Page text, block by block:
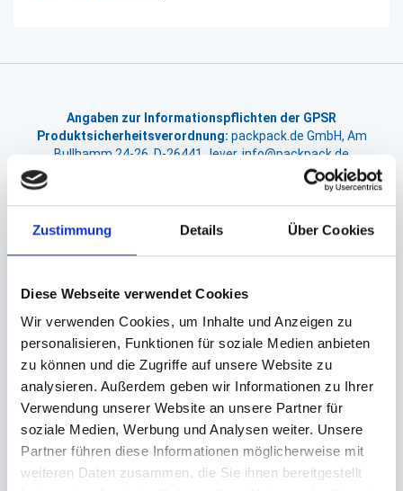
Zustimmung Details Über Cookies
Diese Webseite verwendet Cookies
Wir verwenden Cookies, um Inhalte und Anzeigen zu
personalisieren, Funktionen für soziale Medien anbieten
zu können und die Zugriffe auf unsere Website zu
analysieren. Außerdem geben wir Informationen zu Ihrer
Verwendung unserer Website an unsere Partner für
soziale Medien, Werbung und Analysen weiter. Unsere
Partner führen diese Informationen möglicherweise mit
weiteren Daten zusammen, die Sie ihnen bereitgestellt
Angaben zur Informationspflichten der GPSR
Produktsicherheitsverordnung: packpack.de GmbH, Am
Bullhamm 24-26, D-26441 Jever, info@packpack.de
Unsere Empfehlungen
Salatschalendeckel
rPET transparent
Salatschalendeckel
Pappe braun
Ø 185mm (für Ø 185mm